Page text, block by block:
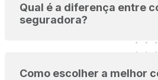
Qual é a diferença entre
seguradora?
Como escolher a melhor